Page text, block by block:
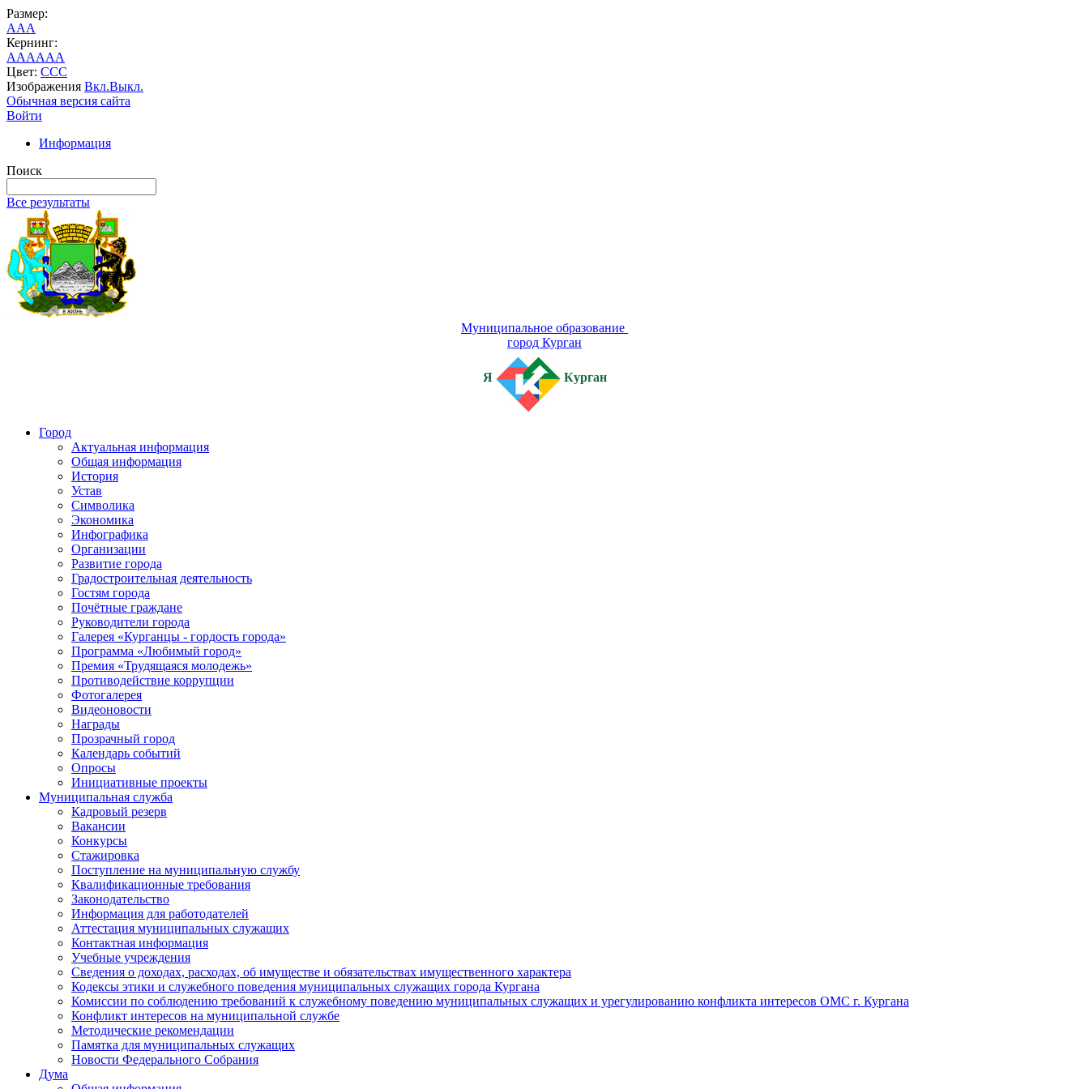
Размер:
AAA
Кернинг:
AAAAAA
Цвет: CCC
Изображения Вкл.Выкл.
Обычная версия сайта
Войти
Информация
Поиск
Все результаты
Муниципальное образование
город Курган
Я Курган
Город
Актуальная информация
Общая информация
История
Устав
Символика
Экономика
Инфографика
Организации
Развитие города
Градостроительная деятельность
Гостям города
Почётные граждане
Руководители города
Галерея «Курганцы - гордость города»
Программа «Любимый город»
Премия «Трудящаяся молодежь»
Противодействие коррупции
Фотогалерея
Видеоновости
Награды
Прозрачный город
Календарь событий
Опросы
Инициативные проекты
Муниципальная служба
Кадровый резерв
Вакансии
Конкурсы
Стажировка
Поступление на муниципальную службу
Квалификационные требования
Законодательство
Информация для работодателей
Аттестация муниципальных служащих
Контактная информация
Учебные учреждения
Сведения о доходах, расходах, об имуществе и обязательствах имущественного характера
Кодексы этики и служебного поведения муниципальных служащих города Кургана
Комиссии по соблюдению требований к служебному поведению муниципальных служащих и урегулированию конфликта интересов ОМС г. Кургана
Конфликт интересов на муниципальной службе
Методические рекомендации
Памятка для муниципальных служащих
Новости Федерального Cобрания
Дума